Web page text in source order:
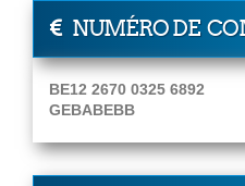
NUMÉRO DE
BE12 2670 0325 6892
GEBABEBB